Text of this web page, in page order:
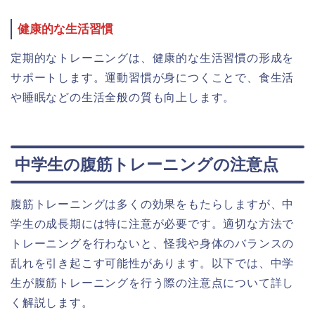
健康的な生活習慣
定期的なトレーニングは、健康的な生活習慣の形成を
サポートします。運動習慣が身につくことで、食生活
や睡眠などの生活全般の質も向上します。
中学生の腹筋トレーニングの注意点
腹筋トレーニングは多くの効果をもたらしますが、中
学生の成長期には特に注意が必要です。適切な方法で
トレーニングを行わないと、怪我や身体のバランスの
乱れを引き起こす可能性があります。以下では、中学
生が腹筋トレーニングを行う際の注意点について詳し
く解説します。